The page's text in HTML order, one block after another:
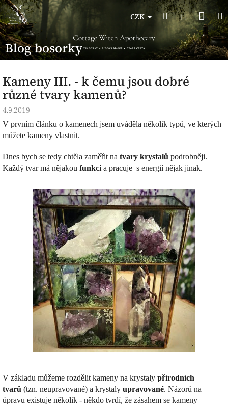
Přejít
na
obsah
CZK Hledat
Blog bosorky
Kameny III. - k čemu jsou dobré
různé tvary kamenů?
4.9.2019
V prvním článku o kamenech jsem uváděla několik typů, ve kterých
můžete kameny vlastnit.
Dnes bych se tedy chtěla zaměřit na tvary krystalů podrobněji.
Každý tvar má nějakou funkci a pracuje s energií nějak jinak.
V základu můžeme rozdělit kameny na krystaly přírodních
tvarů (tzn. neupravované) a krystaly upravované. Názorů na
úpravu existuje několik - někdo tvrdí, že zásahem se kameny